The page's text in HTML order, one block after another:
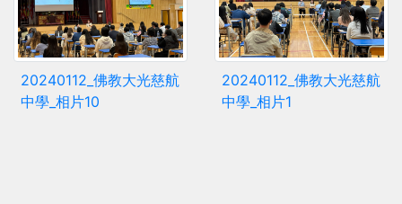
20240112_佛教大光慈航
中學_相片10
20240112_佛教大光慈航
中學_相片1